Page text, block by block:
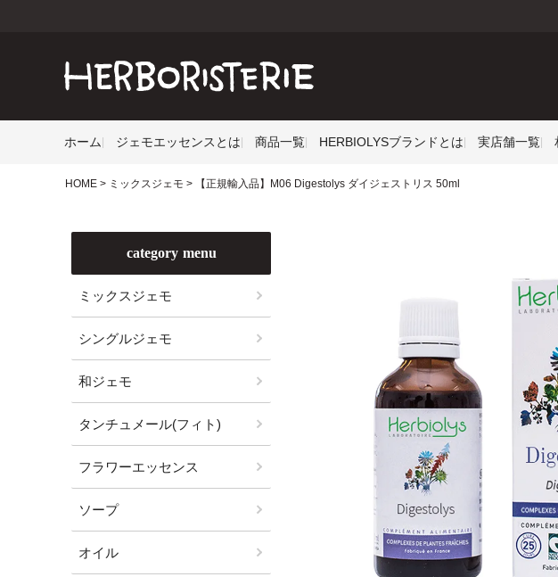
ホーム ジェモエッセンスとは 商品一覧 HERBIOLYSブランドとは 実店舗一覧
HOME ミックスジェモ 【正規輸入品】M06 Digestolys ダイジェストリス 50ml
category menu
ミックスジェモ
シングルジェモ
和ジェモ
タンチュメール(フィト)
フラワーエッセンス
ソープ
オイル